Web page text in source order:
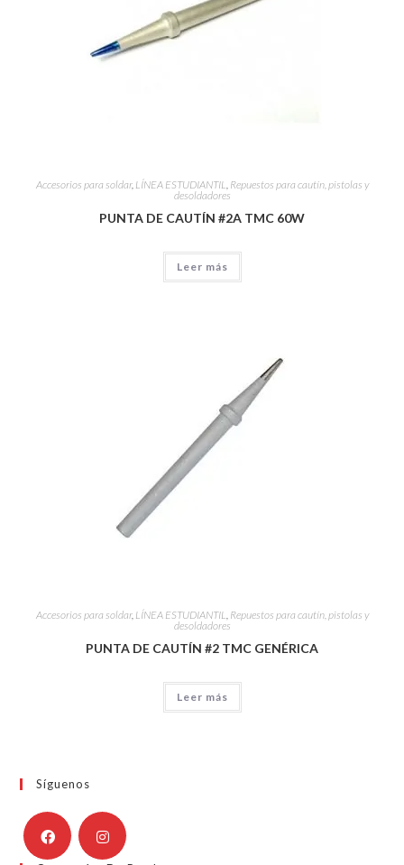
Accesorios para soldar, LÍNEA ESTUDIANTIL Repuestos para cautín, pistolas y
desoldadores
PUNTA DE CAUTÍN #2A TMC 60W
Leer más
Accesorios para soldar, LÍNEA ESTUDIANTIL, Repuestos para cautín, pistolas y
desoldadores
PUNTA DE CAUTÍN #2 TMC GENÉRICA
Leer más
Síguenos